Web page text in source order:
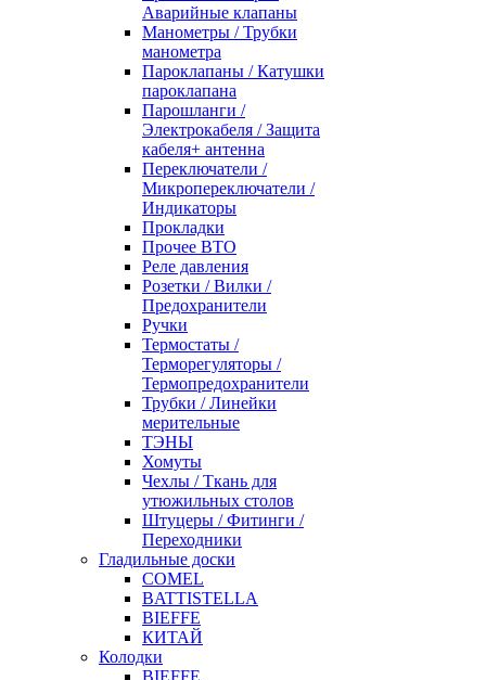
Аварийные клапаны
Манометры / Трубки
манометра
Пароклапаны / Катушки
пароклапана
Парошланги /
Электрокабеля / Защита
кабеля+ антенна
Переключатели /
Микропереключатели /
Индикаторы
Прокладки
Прочее ВТО
Реле давления
Розетки / Вилки /
Предохранители
Ручки
Термостаты /
Терморегуляторы /
Термопредохранители
Трубки / Линейки
мерительные
ТЭНЫ
Хомуты
Чехлы / Ткань для
утюжильных столов
Штуцеры / Фитинги /
Переходники
Гладильные доски
COMEL
BATTISTELLA
BIEFFE
КИТАЙ
Колодки
BIEFFE